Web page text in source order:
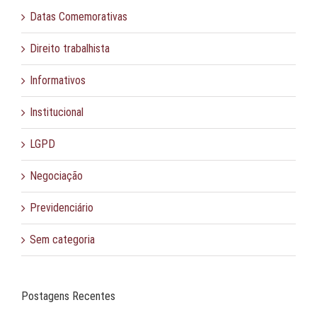
Datas Comemorativas
Direito trabalhista
Informativos
Institucional
LGPD
Negociação
Previdenciário
Sem categoria
Postagens Recentes